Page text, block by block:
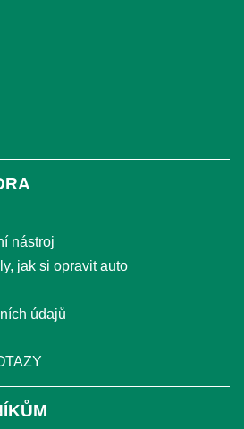
nástroj
jak si opravit auto
údajů